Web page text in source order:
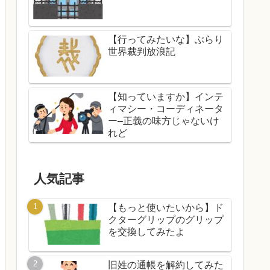
【行ってみたいな】ぶらり
世界裁判放浪記
【知っていますか】インテ
ィマシー・コーディネータ
ー–正義の味方じゃないけ
れど
人気記事
【もっと使いたいから】ド
クターグリップのグリップ
を交換してみたよ
旧姓の通帳を解約してみた